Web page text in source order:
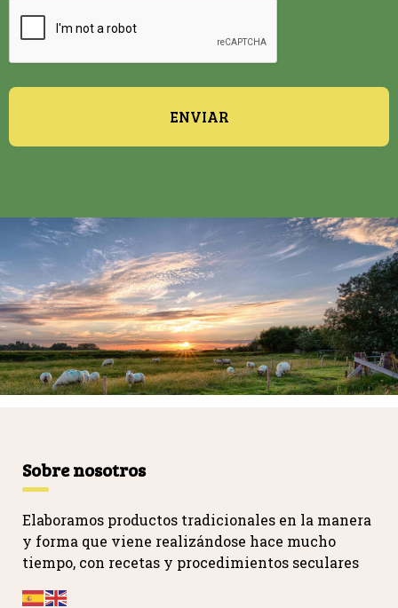
ENVIAR
Sobre nosotros
Elaboramos productos tradicionales en la manera
y forma que viene realizándose hace mucho
tiempo, con recetas y procedimientos seculares